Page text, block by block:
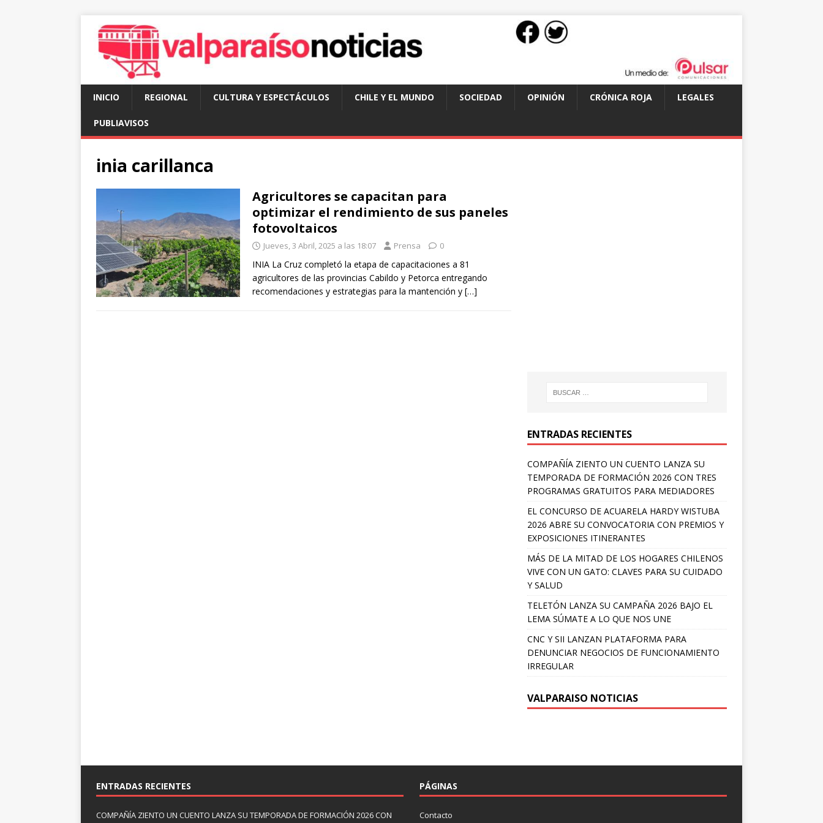
INICIO REGIONAL CULTURA Y ESPECTÁCULOS CHILE Y EL MUNDO SOCIEDAD OPINIÓN CRÓNICA ROJA LEGALES
PUBLIAVISOS
inia carillanca
Agricultores se capacitan para
optimizar el rendimiento de sus paneles
fotovoltaicos
Jueves, 3 Abril, 2025 a las 18:07 Prensa 0
INIA La Cruz completó la etapa de capacitaciones a 81
agricultores de las provincias Cabildo y Petorca entregando
recomendaciones y estrategias para la mantención y […]
ENTRADAS RECIENTES
COMPAÑÍA ZIENTO UN CUENTO LANZA SU
TEMPORADA DE FORMACIÓN 2026 CON TRES
PROGRAMAS GRATUITOS PARA MEDIADORES
EL CONCURSO DE ACUARELA HARDY WISTUBA
2026 ABRE SU CONVOCATORIA CON PREMIOS Y
EXPOSICIONES ITINERANTES
MÁS DE LA MITAD DE LOS HOGARES CHILENOS
VIVE CON UN GATO: CLAVES PARA SU CUIDADO
Y SALUD
TELETÓN LANZA SU CAMPAÑA 2026 BAJO EL
LEMA SÚMATE A LO QUE NOS UNE
CNC Y SII LANZAN PLATAFORMA PARA
DENUNCIAR NEGOCIOS DE FUNCIONAMIENTO
IRREGULAR
VALPARAISO NOTICIAS
ENTRADAS RECIENTES
COMPAÑÍA ZIENTO UN CUENTO LANZA SU TEMPORADA DE FORMACIÓN 2026 CON
PÁGINAS
Contacto